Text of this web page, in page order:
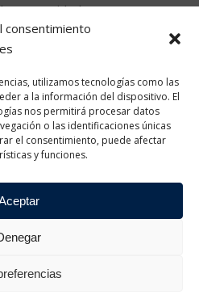
consentimiento
utilizamos tecnologías como las
a la información del dispositivo. El
nos permitirá procesar datos
o las identificaciones únicas
el consentimiento, puede afectar
y funciones.
Aceptar
a personas
en uno de los
del sector
en
,en la
con